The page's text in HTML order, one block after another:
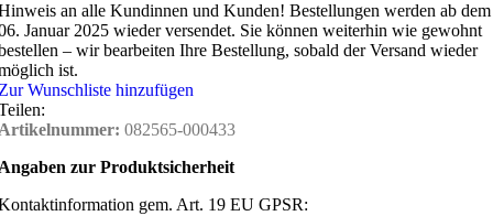
an alle Kundinnen und Kunden! Bestellungen werden ab dem
Januar 2025 wieder versendet. Sie können weiterhin wie gewohnt
– wir bearbeiten Ihre Bestellung, sobald der Versand wieder
ist.
Wunschliste hinzufügen
082565-000433
zur Produktsicherheit
gem. Art. 19 EU GPSR: